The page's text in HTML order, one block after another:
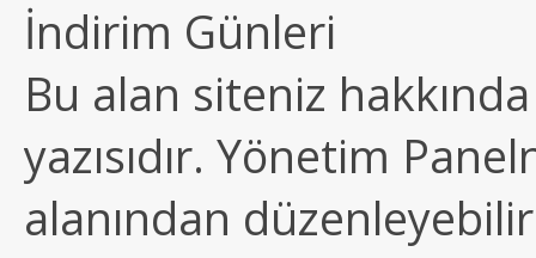
İndirim Günleri
Bu alan siteniz
yazısıdır. Yönetim
alanından